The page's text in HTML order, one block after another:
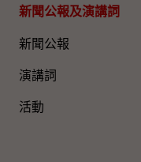
新聞公報及演講詞
新聞公報
演講詞
活動